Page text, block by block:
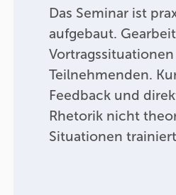
Das Seminar ist
aufgebaut.
Teilnehmenden.
Feedback und
Rhetorik nicht
Situationen